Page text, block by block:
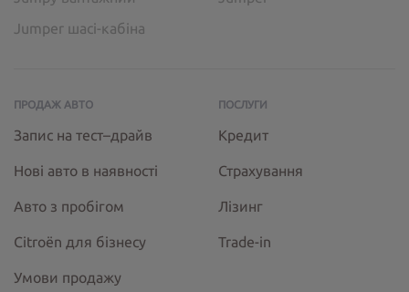
Jumper шасі-кабіна
ПРОДАЖ АВТО
Запис на тест–драйв
Нові авто в наявності
Авто з пробігом
Citroёn для бізнесу
Умови продажу
ПОСЛУГИ
Кредит
Страхування
Лізинг
Trade-in